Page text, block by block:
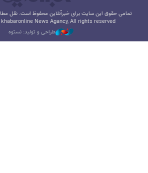
تمامی حقوق این سایت برای خبرآنلاین محفوظ است. نقل
News Agancy, All rights reserved
طراحی و تولید: نستوه